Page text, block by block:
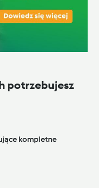
potrzebujesz
kompletne